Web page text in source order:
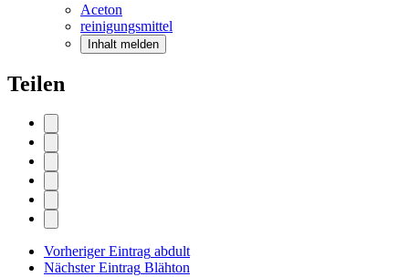
Aceton
reinigungsmittel
Inhalt melden
Teilen
Vorheriger Eintrag abdult
Nächster Eintrag Blähton